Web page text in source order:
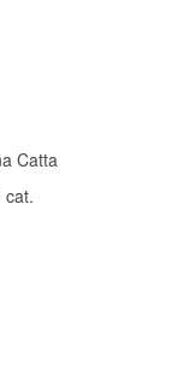
Catta
cat.